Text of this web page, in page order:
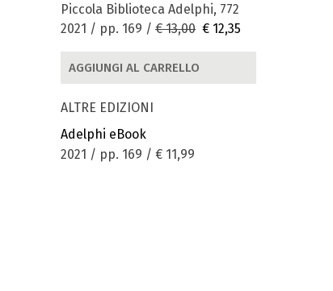
Piccola Biblioteca Adelphi, 772
2021 / pp. 169 / € 13,00 € 12,35
AGGIUNGI AL CARRELLO
ALTRE EDIZIONI
Adelphi eBook
2021 / pp. 169 / € 11,99